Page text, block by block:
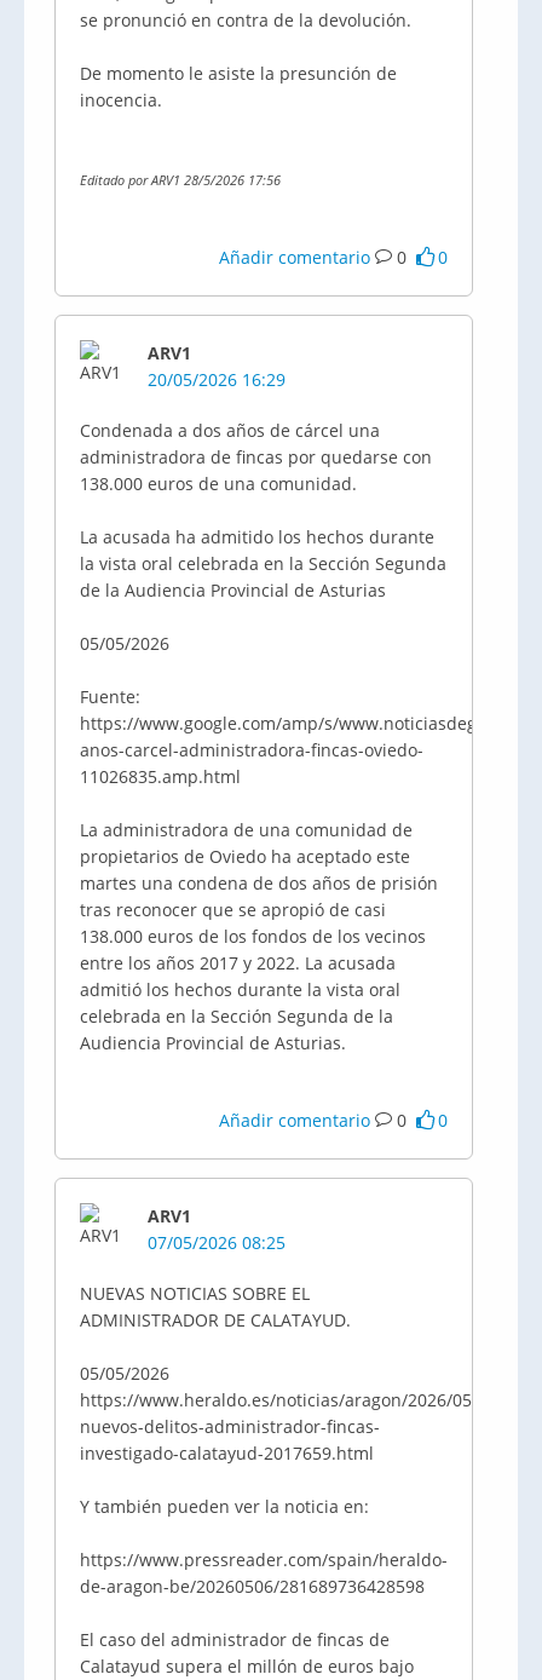
se pronunció en contra de la devolución.
De momento le asiste la presunción de
inocencia.
Editado por ARV1 28/5/2026 17:56
Añadir comentario 0 0
ARV1
20/05/2026 16:29
Condenada a dos años de cárcel una
administradora de fincas por quedarse con
138.000 euros de una comunidad.
La acusada ha admitido los hechos durante
la vista oral celebrada en la Sección Segunda
de la Audiencia Provincial de Asturias
05/05/2026
Fuente:
https://www.google.com/amp/s/
anos-carcel-administradora-fincas-oviedo-
11026835.amp.html
La administradora de una comunidad de
propietarios de Oviedo ha aceptado este
martes una condena de dos años de prisión
tras reconocer que se apropió de casi
138.000 euros de los fondos de los vecinos
entre los años 2017 y 2022. La acusada
admitió los hechos durante la vista oral
celebrada en la Sección Segunda de la
Audiencia Provincial de Asturias.
Añadir comentario 0 0
ARV1
07/05/2026 08:25
NUEVAS NOTICIAS SOBRE EL
ADMINISTRADOR DE CALATAYUD.
05/05/2026
https://www.heraldo.es/noticias/aragon/2026/05/05/
nuevos-delitos-administrador-fincas-
investigado-calatayud-2017659.html
Y también pueden ver la noticia en:
https://www.pressreader.com/spain/heraldo-
de-aragon-be/20260506/281689736428598
El caso del administrador de fincas de
Calatayud supera el millón de euros bajo